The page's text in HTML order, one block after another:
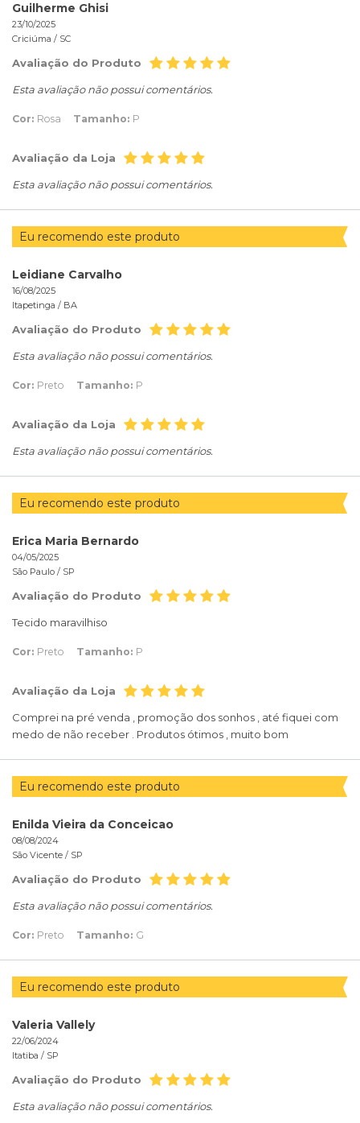
Guilherme Ghisi
23/10/2025
Criciúma / SC
Avaliação do Produto
Esta avaliação não possui comentários.
Cor: Rosa Tamanho: P
Avaliação da Loja
Esta avaliação não possui comentários.
Eu recomendo este produto
Leidiane Carvalho
16/08/2025
Itapetinga / BA
Avaliação do Produto
Esta avaliação não possui comentários.
Cor: Preto Tamanho: P
Avaliação da Loja
Esta avaliação não possui comentários.
Eu recomendo este produto
Erica Maria Bernardo
04/05/2025
São Paulo / SP
Avaliação do Produto
Tecido maravilhiso
Cor: Preto Tamanho: P
Avaliação da Loja
Comprei na pré venda , promoção dos sonhos , até fiquei com
medo de não receber . Produtos ótimos , muito bom
Eu recomendo este produto
Enilda Vieira da Conceicao
08/08/2024
São Vicente / SP
Avaliação do Produto
Esta avaliação não possui comentários.
Cor: Preto Tamanho: G
Eu recomendo este produto
Valeria Vallely
22/06/2024
Itatiba / SP
Avaliação do Produto
Esta avaliação não possui comentários.